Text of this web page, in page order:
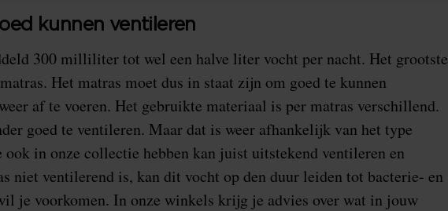
kunnen ventileren
300 milliliter tot wel een halve liter vocht per nacht. Het grootste
Het matras moet dus in staat zijn om goed te kunnen
af te voeren. Het gebruikte materiaal is per matras verschillend.
goed te ventileren. Maar dat is weer afhankelijk van het type
ook in onze collectie hebben kan juist uitstekend ventileren en
niet ventilerend is, kan dit vocht op den duur leiden tot bacterie- en
je voorkomen. In onze winkels krijg je advies over wat in jouw